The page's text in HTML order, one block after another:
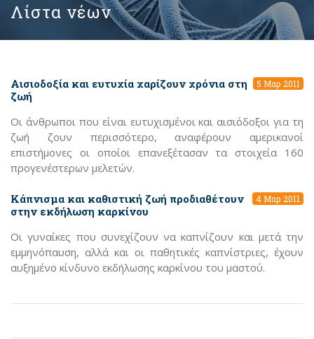
Λίστα νέων
Αισιοδοξία και ευτυχία χαρίζουν χρόνια στη
ζωή
5 Μαρ 2011
Οι άνθρωποι που είναι ευτυχισμένοι και αισιόδοξοι για τη
ζωή ζουν περισσότερο, αναφέρουν αμερικανοί
επιστήμονες οι οποίοι επανεξέτασαν τα στοιχεία 160
προγενέστερων μελετών.
Κάπνισμα και καθιστική ζωή προδιαθέτουν
στην εκδήλωση καρκίνου
4 Μαρ 2011
Οι γυναίκες που συνεχίζουν να καπνίζουν και μετά την
εμμηνόπαυση, αλλά και οι παθητικές καπνίστριες, έχουν
αυξημένο κίνδυνο εκδήλωσης καρκίνου του μαστού.